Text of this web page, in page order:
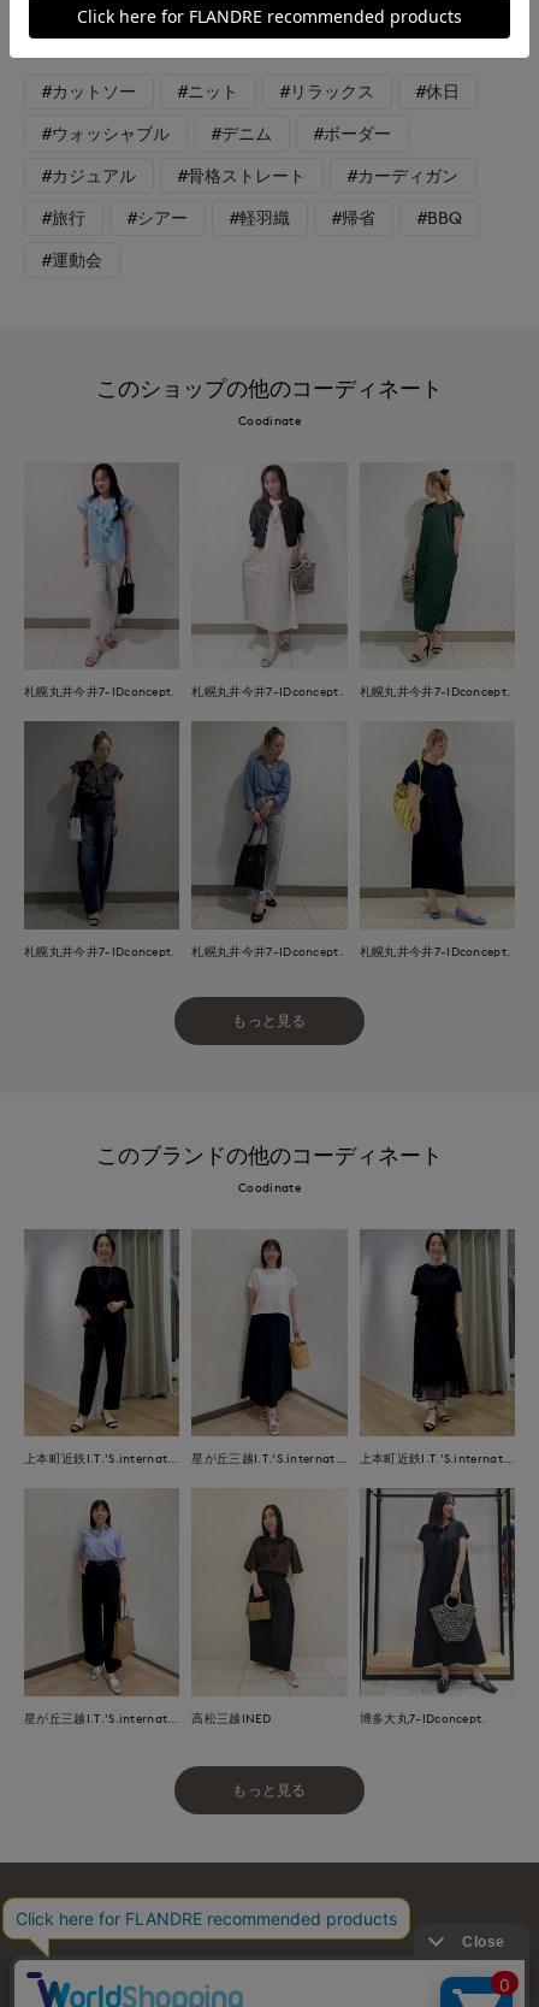
ました！
#カットソー #ニット #リラックス #休日
#ウォッシャブル #デニム #ボーダー
#カジュアル #骨格ストレート #カーディガン
#旅行 #シアー #軽羽織 #帰省 #BBQ
#運動会
このショップの他のコーディネート
Coodinate
札幌丸井今井7-IDconcept. 札幌丸井今井7-IDconcept. 札幌丸井今井7-IDconcept.
札幌丸井今井7-IDconcept. 札幌丸井今井7-IDconcept. 札幌丸井今井7-IDconcept.
もっと見る
このブランドの他のコーディネート
Coodinate
高松三越INED 博多大丸7-IDconcept.
もっと見る
お問い合わせ 利用規約 プライバシーポリシー